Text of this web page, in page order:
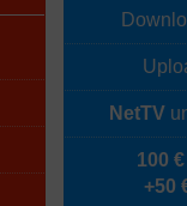
NetTV
100
+50